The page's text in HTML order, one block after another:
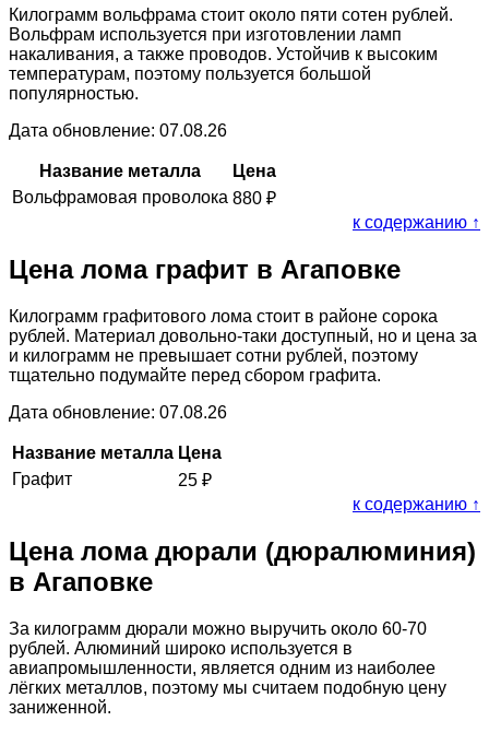
Килограмм вольфрама стоит около пяти сотен рублей.
Вольфрам используется при изготовлении ламп
накаливания, а также проводов. Устойчив к высоким
температурам, поэтому пользуется большой
популярностью.
Дата обновление: 07.08.26
Название металла
Цена
Вольфрамовая проволока 880 ₽
к содержанию ↑
Цена лома графит в Агаповке
Килограмм графитового лома стоит в районе сорока
рублей. Материал довольно-таки доступный, но и цена за
и килограмм не превышает сотни рублей, поэтому
тщательно подумайте перед сбором графита.
Дата обновление: 07.08.26
Название металла Цена
Графит
25 ₽
к содержанию ↑
Цена лома дюрали (дюралюминия)
в Агаповке
За килограмм дюрали можно выручить около 60-70
рублей. Алюминий широко используется в
авиапромышленности, является одним из наиболее
лёгких металлов, поэтому мы считаем подобную цену
заниженной.